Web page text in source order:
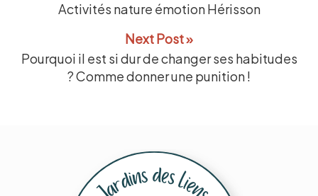
Activités nature émotion Hérisson
Next Post »
Pourquoi il est si dur de changer ses habitudes
? Comme donner une punition !